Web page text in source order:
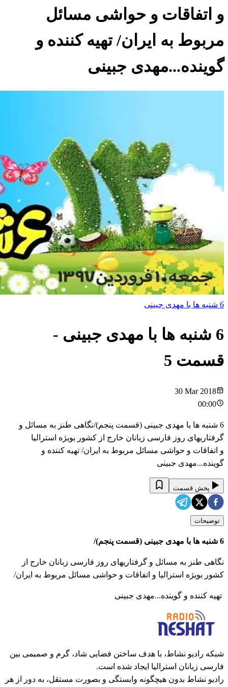
و اتفاقات و حواشی مسائل
مربوط به ایران/ تهیه کننده و
گوینده...مهدی جبینی
6 شنبه ها با مهدی جبینی
6 شنبه ها با مهدی جبینی
-
قسمت 5
30 Mar 2018
00:00
6 شنبه ها با مهدی جبینی (قسمت پنجم)/نگاهی طنز به مسائل و
گرفتاریهای روز فارسی زبانان خارج از کشور بویژه استرالیا
و اتفاقات و حواشی مسائل مربوط به ایران/ تهیه کننده و
گوینده...مهدی جبینی
پخش قسمت
توضیحات
6 شنبه ها با مهدی جبینی (قسمت پنجم)/
نگاهی طنز به مسائل و گرفتاریهای روز فارسی زبانان خارج از
کشور بویژه استرالیا و اتفاقات و حواشی مسائل مربوط به ایران/
تهیه کننده و گوینده...مهدی جبینی
شبکه رادیو نشاط، با هدف ساختن فضایی شاد، گرم و صمیمی بین
فارسی زبانان استرالیا ایجاد شده است.
رادیو نشاط بدون هیچگونه وابستگی و بصورت مستقل، به دور از هر